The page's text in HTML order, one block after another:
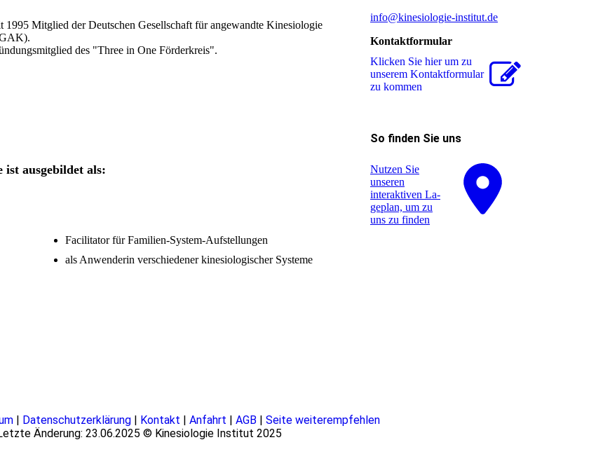
1995 Mitglied der Deutschen Gesellschaft für angewandte Kinesiologie
des "Three in One Förderkreis".
ist ausgebildet als:
Facilitator für Familien-System-Aufstellungen
als Anwenderin verschiedener kinesiologischer Systeme
info@kinesiologie-institut.de
Kontaktformular
Klicken Sie hier um zu
unserem Kon­takt­for­mu­lar
zu kommen
So finden Sie uns
Nutzen Sie
unseren
interaktiven La­
ge­plan, um zu
uns zu finden
| Datenschutzerklärung| Kontakt | Anfahrt | AGB | Seite weiterempfehlen
Änderung: 23.06.2025 © Kinesiologie Institut 2025